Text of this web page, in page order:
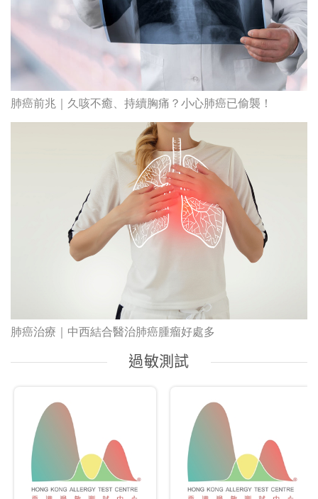
肺癌前兆｜久咳不癒、持續胸痛？小心肺癌已偷襲！
肺癌治療｜中西結合醫治肺癌腫瘤好處多